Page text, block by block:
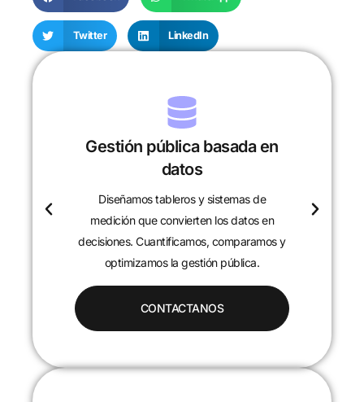
Twitter LinkedIn
Gestión pública basada en
datos
Diseñamos tableros y sistemas de
medición que convierten los datos en
decisiones. Cuantificamos, comparamos y
optimizamos la gestión pública.
CONTACTANOS